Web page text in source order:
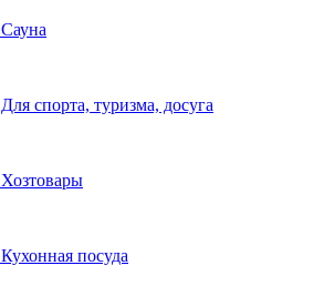
Сауна
Для спорта, туризма, досуга
Хозтовары
Кухонная посуда